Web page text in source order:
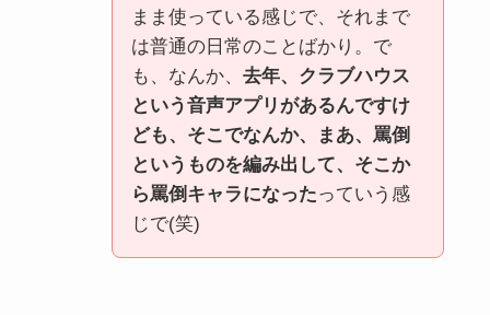
まま使っている感じで、それまで
は普通の日常のことばかり。で
も、なんか、 去年、クラブハウス
という音声アプリがあるんですけ
ども、そこでなんか、まあ、罵倒
というものを編み出して、そこか
ら罵倒キャラになったっていう感
じで(笑)